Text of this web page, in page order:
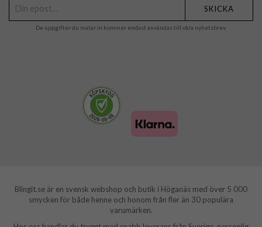
SKICKA
De uppgifter du matar in kommer endast användas till våra nyhetsbrev.
Blingit.se är en svensk webshop och butik i Höganäs med över 5 000
smycken för både henne och honom från fler än 30 populära
varumärken.